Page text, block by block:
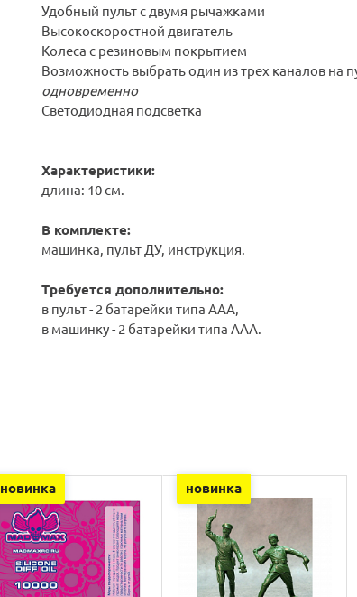
Удобный пульт с двумя рычажками
Высокоскоростной двигатель
Колеса с резиновым покрытием
Возможность выбрать один из трех каналов на
одновременно
Светодиодная подсветка
Характеристики:
длина: 10 см.
В комплекте:
машинка, пульт ДУ, инструкция.
Требуется дополнительно:
в пульт - 2 батарейки типа ААА,
в машинку - 2 батарейки типа ААА.
новинка новинка